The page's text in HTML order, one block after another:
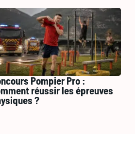
Pompier Pro :
réussir les épreuves
?